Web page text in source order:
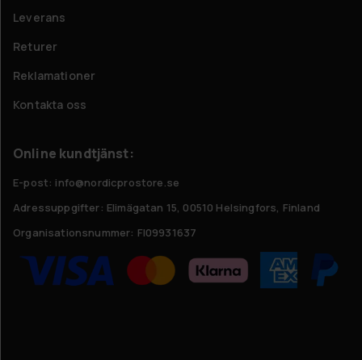
Leverans
Returer
Reklamationer
Kontakta oss
Online kundtjänst:
E-post: info@nordicprostore.se
Adressuppgifter: Elimägatan 15, 00510 Helsingfors, Finland
Organisationsnummer: FI09931637